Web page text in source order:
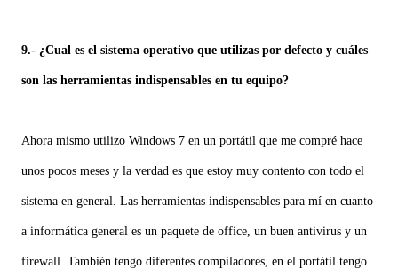
9.- ¿Cual es el sistema operativo que utilizas por defecto y cuáles
son las herramientas indispensables en tu equipo?
Ahora mismo utilizo Windows 7 en un portátil que me compré hace
unos pocos meses y la verdad es que estoy muy contento con todo el
sistema en general. Las herramientas indispensables para mí en cuanto
a informática general es un paquete de office, un buen antivirus y un
firewall. También tengo diferentes compiladores, en el portátil tengo